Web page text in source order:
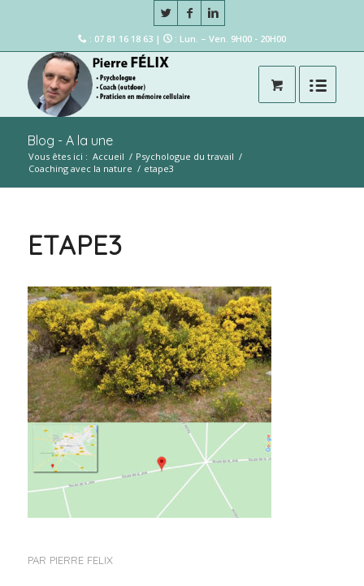
: 07 81 16 18 63 | : Lun. – Ven. 9H00 - 20H00
Blog - A la une
Vous êtes ici : Accueil / Psychologue du travail /
Coaching avec la nature / etape3
ETAPE3
PAR PIERRE FELIX